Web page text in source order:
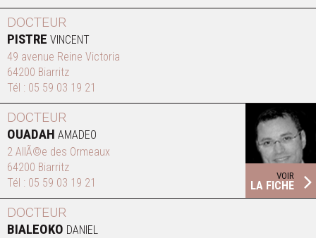
DOCTEUR
PISTRE VINCENT
49 avenue Reine Victoria
64200 Biarritz
Tél : 05 59 03 19 21
DOCTEUR
OUADAH AMADEO
2 AllÃ©e des Ormeaux
64200 Biarritz
Tél : 05 59 03 19 21
VOIR
LA FICHE
DOCTEUR
BIALEOKO DANIEL